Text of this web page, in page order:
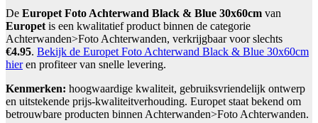
De Europet Foto Achterwand Black & Blue 30x60cm van
Europet is een kwalitatief product binnen de categorie
Achterwanden>Foto Achterwanden, verkrijgbaar voor slechts
€4.95. Bekijk de Europet Foto Achterwand Black & Blue 30x60cm
hieren profiteer van snelle levering.
Kenmerken: hoogwaardige kwaliteit, gebruiksvriendelijk ontwerp
en uitstekende prijs-kwaliteitverhouding. Europet staat bekend om
betrouwbare producten binnen Achterwanden>Foto Achterwanden.